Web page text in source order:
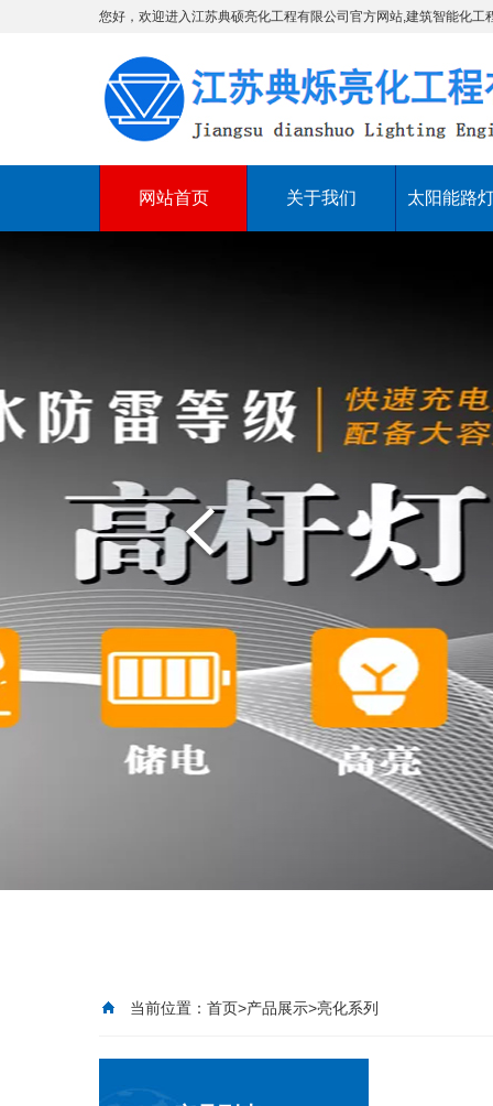
您好，欢迎进入江苏典硕亮化工程有限公司官方网站,建筑智能化工
网站首页 关于我们 太阳能路
当前位置： 首页>产品展示>亮化系列